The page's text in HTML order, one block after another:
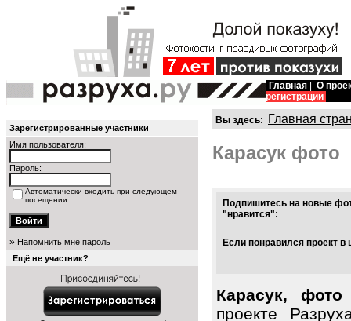
Главная
О
регистрации
Зарегистрированные участники
Имя пользователя:
Пароль:
Автоматически входить при следующем
посещении
» Напомнить мне пароль
Ещё не участник?
Вы здесь: Главная
Карасук фото
Подпишитесь на новые
"нравится":
Если понравился проект
Карасук,
проекте